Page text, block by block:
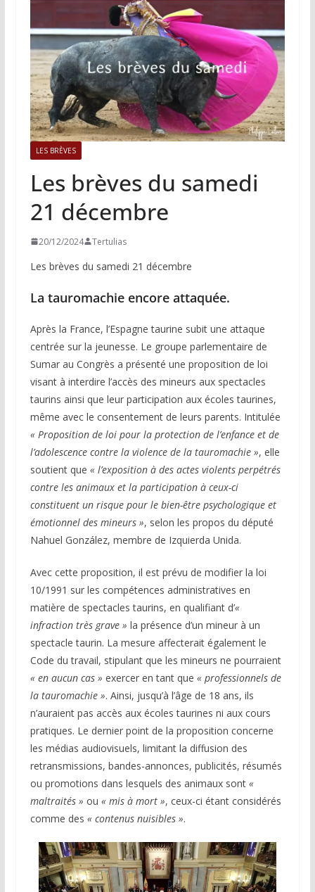
LES BRÈVES
Les brèves du samedi
21 décembre
20/12/2024 Tertulias
Les brèves du samedi 21 décembre
La tauromachie encore attaquée.
Après la France, l’Espagne taurine subit une attaque
centrée sur la jeunesse. Le groupe parlementaire de
Sumar au Congrès a présenté une proposition de loi
visant à interdire l’accès des mineurs aux spectacles
taurins ainsi que leur participation aux écoles taurines,
même avec le consentement de leurs parents. Intitulée
« Proposition de loi pour la protection de l’enfance et de
l’adolescence contre la violence de la tauromachie », elle
soutient que « l’exposition à des actes violents perpétrés
contre les animaux et la participation à ceux-ci
constituent un risque pour le bien-être psychologique et
émotionnel des mineurs », selon les propos du député
Nahuel González, membre de Izquierda Unida.
Avec cette proposition, il est prévu de modifier la loi
10/1991 sur les compétences administratives en
matière de spectacles taurins, en qualifiant d’«
infraction très grave » la présence d’un mineur à un
spectacle taurin. La mesure affecterait également le
Code du travail, stipulant que les mineurs ne pourraient
« en aucun cas » exercer en tant que « professionnels de
la tauromachie ». Ainsi, jusqu’à l’âge de 18 ans, ils
n’auraient pas accès aux écoles taurines ni aux cours
pratiques. Le dernier point de la proposition concerne
les médias audiovisuels, limitant la diffusion des
retransmissions, bandes-annonces, publicités, résumés
ou promotions dans lesquels des animaux sont «
maltraités » ou « mis à mort », ceux-ci étant considérés
comme des « contenus nuisibles ».